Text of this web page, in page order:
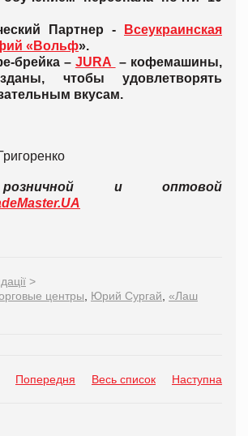
Партнер -
Всеукраинская
«Вольф».
брейка – JURA – кофемашины,
чтобы удовлетворять
вкусам.
и оптовой
>
центры Юрий Сургай «Лаш
Попередня Весь список Наступна